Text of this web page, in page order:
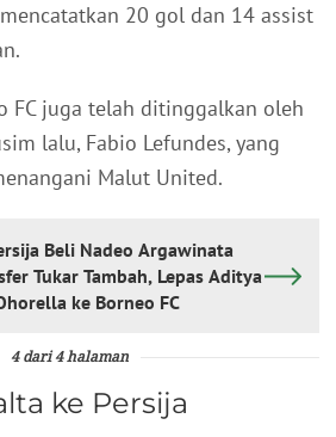
20 gol dan 14 assist
FC juga telah ditinggalkan oleh
lalu, Fabio Lefundes, yang
Malut United.
Beli Nadeo Argawinata
Tukar Tambah, Lepas Aditya
ke Borneo FC
4 dari 4 halaman
ke Persija